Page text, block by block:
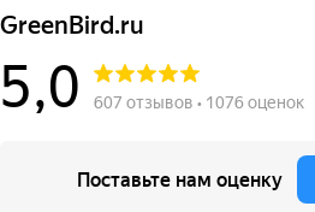
GreenBird.ru
5,0 607 отзывов • 1076 оценок
Поставьте нам оценку